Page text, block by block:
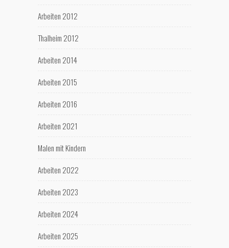
Arbeiten 2012
Thalheim 2012
Arbeiten 2014
Arbeiten 2015
Arbeiten 2016
Arbeiten 2021
Malen mit Kindern
Arbeiten 2022
Arbeiten 2023
Arbeiten 2024
Arbeiten 2025